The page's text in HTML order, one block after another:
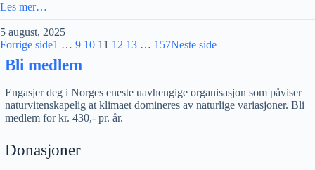
Les mer…
5 august, 2025
Forrige side1 … 9 10 11 12 13 … 157Neste side
Bli medlem
Engasjer deg i Norges eneste uavhengige organisasjon som påviser
naturvitenskapelig at klimaet domineres av naturlige variasjoner. Bli
medlem for kr. 430,- pr. år.
Donasjoner